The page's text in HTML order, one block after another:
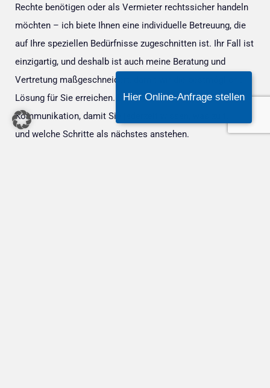
Rechte benötigen oder als Vermieter rechtssicher handeln
möchten – ich biete Ihnen eine individuelle Betreuung, die
auf Ihre speziellen Bedürfnisse zugeschnitten ist. Ihr Fall ist
einzigartig, und deshalb ist auch meine Beratung und
Vertretung maßgeschneidert, damit wir die bestmögliche
Lösung für Sie erreichen. Dabei setze ich auf eine klare
Kommunikation, damit Sie jederzeit wissen, was zu tun ist
und welche Schritte als nächstes anstehen.
Hier Online-Anfrage stellen